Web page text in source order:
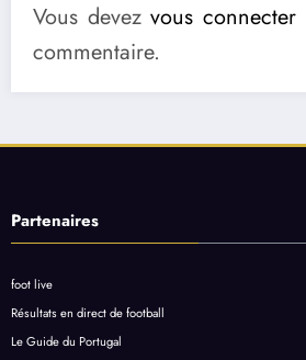
Vous devezvous connecter
commentaire.
Partenaires
foot live
Résultats en direct de football
Le Guide du Portugal